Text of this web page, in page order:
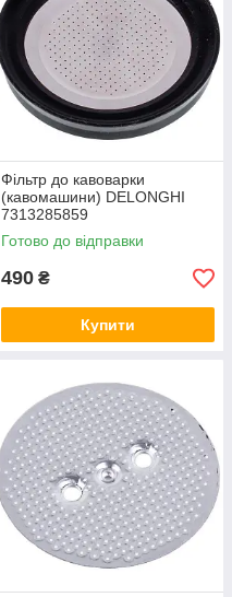
Фільтр до кавоварки
(кавомашини) DELONGHI
7313285859
Готово до відправки
490 ₴
Купити